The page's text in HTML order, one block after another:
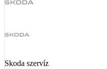
Skoda szervíz